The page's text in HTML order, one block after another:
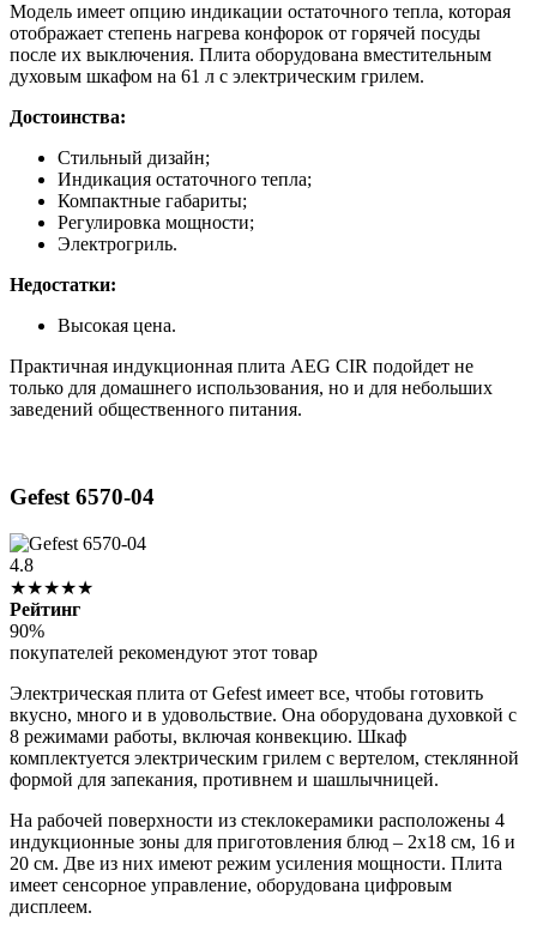
Модель имеет опцию индикации остаточного тепла, которая
отображает степень нагрева конфорок от горячей посуды
после их выключения. Плита оборудована вместительным
духовым шкафом на 61 л с электрическим грилем.
Достоинства:
Стильный дизайн;
Индикация остаточного тепла;
Компактные габариты;
Регулировка мощности;
Электрогриль.
Недостатки:
Высокая цена.
Практичная индукционная плита AEG CIR подойдет не
только для домашнего использования, но и для небольших
заведений общественного питания.
Gefest 6570-04
4.8
★★★★★
Рейтинг
90%
покупателей рекомендуют этот товар
Электрическая плита от Gefest имеет все, чтобы готовить
вкусно, много и в удовольствие. Она оборудована духовкой с
8 режимами работы, включая конвекцию. Шкаф
комплектуется электрическим грилем с вертелом, стеклянной
формой для запекания, противнем и шашлычницей.
На рабочей поверхности из стеклокерамики расположены 4
индукционные зоны для приготовления блюд – 2х18 см, 16 и
20 см. Две из них имеют режим усиления мощности. Плита
имеет сенсорное управление, оборудована цифровым
дисплеем.